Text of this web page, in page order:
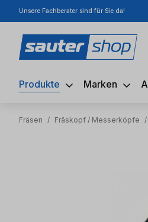
Hauptinhalt springen
Zur Suche springen
Zur Hauptnavigation
Unsere Fachberater sind für Sie da!
Produkte Marken
Fräsen / Fräskopf / Messerköpfe /